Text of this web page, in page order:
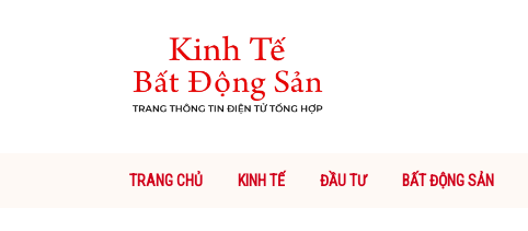
TRANG CHỦ KINH TẾ ĐẦU TƯ BẤT ĐỘNG SẢN